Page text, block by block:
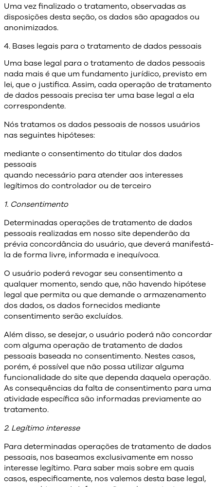
Uma vez finalizado o tratamento, observadas as
disposições desta seção, os dados são apagados ou
anonimizados.
4. Bases legais para o tratamento de dados pessoais
Uma base legal para o tratamento de dados pessoais
nada mais é que um fundamento jurídico, previsto em
lei, que o justifica. Assim, cada operação de tratamento
de dados pessoais precisa ter uma base legal a ela
correspondente.
Nós tratamos os dados pessoais de nossos usuários
nas seguintes hipóteses:
mediante o consentimento do titular dos dados
pessoais
quando necessário para atender aos interesses
legítimos do controlador ou de terceiro
1. Consentimento
Determinadas operações de tratamento de dados
pessoais realizadas em nosso site dependerão da
prévia concordância do usuário, que deverá manifestá-
la de forma livre, informada e inequívoca.
O usuário poderá revogar seu consentimento a
qualquer momento, sendo que, não havendo hipótese
legal que permita ou que demande o armazenamento
dos dados, os dados fornecidos mediante
consentimento serão excluídos.
Além disso, se desejar, o usuário poderá não concordar
com alguma operação de tratamento de dados
pessoais baseada no consentimento. Nestes casos,
porém, é possível que não possa utilizar alguma
funcionalidade do site que dependa daquela operação.
As consequências da falta de consentimento para uma
atividade específica são informadas previamente ao
tratamento.
2. Legítimo interesse
Para determinadas operações de tratamento de dados
pessoais, nos baseamos exclusivamente em nosso
interesse legítimo. Para saber mais sobre em quais
casos, especificamente, nos valemos desta base legal,